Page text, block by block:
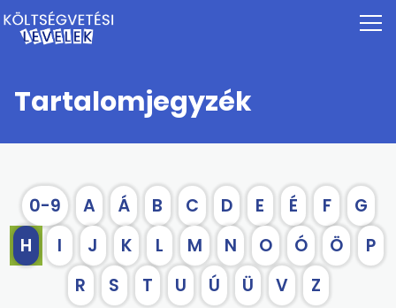
Tartalomjegyzék
0-9 A Á B C D E É F
G
H
I J K L M N O Ó Ö
P
R
S T U Ú Ü V Z